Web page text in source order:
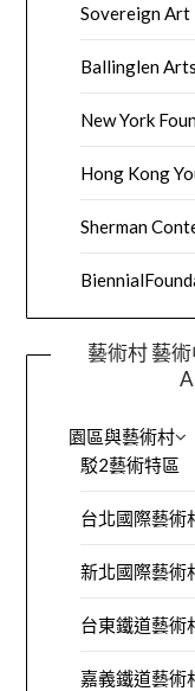
Sovereign Art
Ballinglen
New York
Hong Kong
Sherman
藝術村 藝
園區與藝術村
駁2藝術特區
台北國際藝術
新北國際藝術
台東鐵道藝術
嘉義鐵道藝術